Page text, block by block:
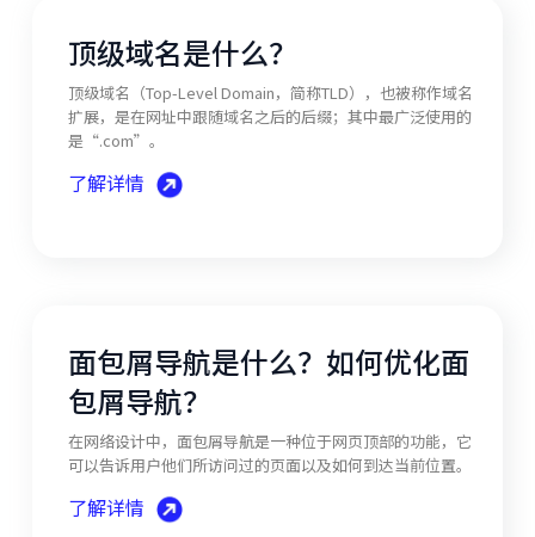
顶级域名是什么？
顶级域名（Top-Level Domain，简称TLD），也被称作域名
扩展，是在网址中跟随域名之后的后缀；其中最广泛使用的
是“.com”。
了解详情
面包屑导航是什么？如何优化面
包屑导航？
在网络设计中，面包屑导航是一种位于网页顶部的功能，它
可以告诉用户他们所访问过的页面以及如何到达当前位置。
了解详情